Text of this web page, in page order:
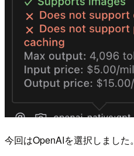
今回はOpenAIを選択しました。